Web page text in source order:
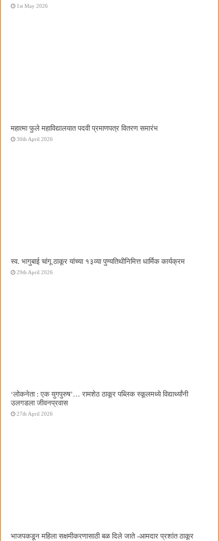
1st May 2026
महात्मा फुले महाविद्यालयात पदवी प्रमाणपत्र वितरण समारंभ
30th April 2026
स्व. भागुबाई चांगू ठाकूर यांच्या १३व्या पुण्यतिथीनिमित्त धार्मिक कार्यक्रम
29th April 2026
‌‘लोकनेता : एक युगपुरुष‌’… रामशेठ ठाकूर पब्लिक स्कूलमध्ये विद्यार्थ्यांनी
उलगडला जीवनप्रवास
27th April 2026
भाजपकडून महिला सक्षमीकरणासाठी बळ दिले जाते -आमदार प्रशांत ठाकूर